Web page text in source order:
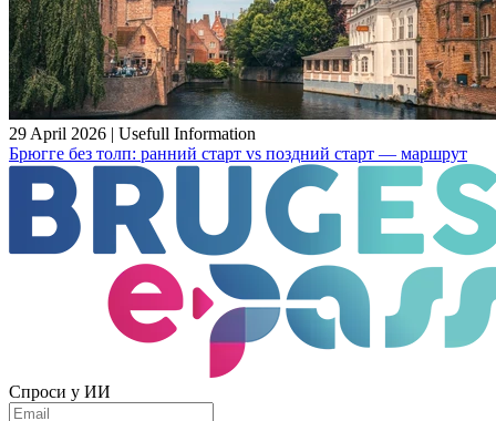
29 April 2026 | Usefull Information
Брюгге без толп: ранний старт vs поздний старт — маршрут
Спроси у ИИ